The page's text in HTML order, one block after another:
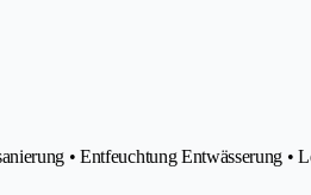
• Entfeuchtung Entwässerung •